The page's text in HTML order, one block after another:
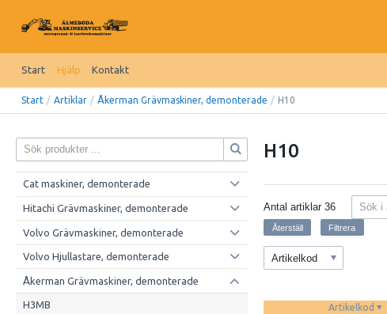
Start Hjälp Kontakt
Start / Artiklar / Åkerman Grävmaskiner, demonterade / H10
Cat maskiner, demonterade
Hitachi Grävmaskiner, demonterade
Volvo Grävmaskiner, demonterade
Volvo Hjullastare, demonterade
Åkerman Grävmaskiner, demonterade
H3MB
H10
Antal artiklar36
Artikelkod
Artikelkod